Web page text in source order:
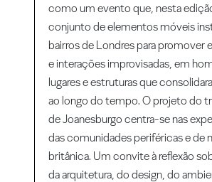
como um evento que, nesta
conjunto de elementos móveis
bairros de Londres para promover
e interações improvisadas, em
lugares e estruturas que
ao longo do tempo. O projeto do
de Joanesburgo centra-se nas
das comunidades periféricas e de
britânica. Um convite à reflexão
da arquitetura, do design, do